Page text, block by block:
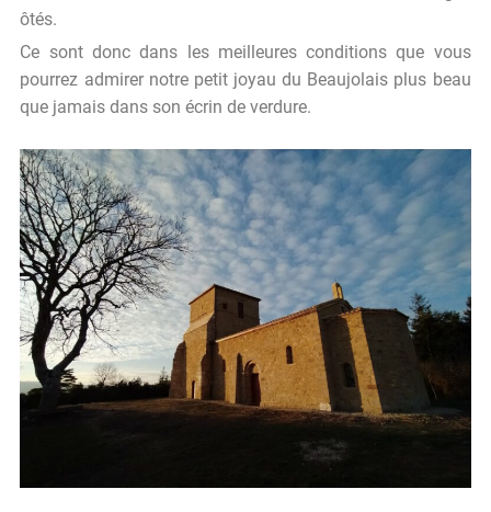
ôtés.
Ce sont donc dans les meilleures conditions que vous
pourrez admirer notre petit joyau du Beaujolais plus beau
que jamais dans son écrin de verdure.